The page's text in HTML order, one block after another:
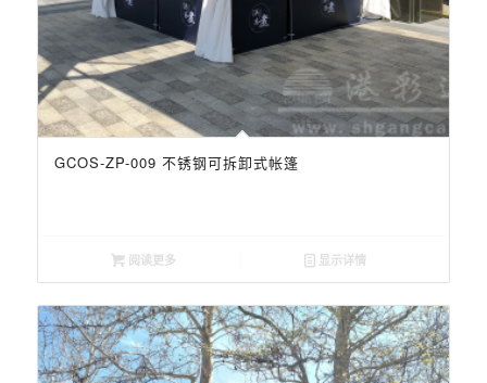
GCOS-ZP-009 不锈钢可拆卸式帐篷
阅读更多 显示详情